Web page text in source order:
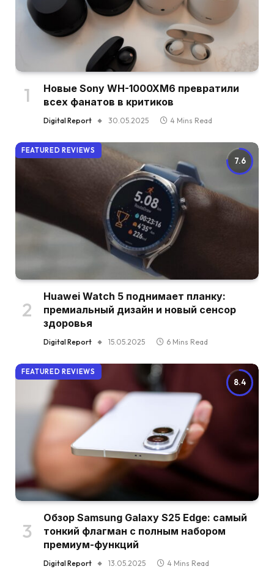
Новые Sony WH-1000XM6 превратили
всех фанатов в критиков
Digital Report 30.05.2025 4 Mins Read
7.6
FEATURED REVIEWS
Huawei Watch 5 поднимает планку:
премиальный дизайн и новый сенсор
здоровья
Digital Report 15.05.2025 6 Mins Read
8.4
FEATURED REVIEWS
Обзор Samsung Galaxy S25 Edge: самый
тонкий флагман с полным набором
премиум-функций
Digital Report 13.05.2025 4 Mins Read